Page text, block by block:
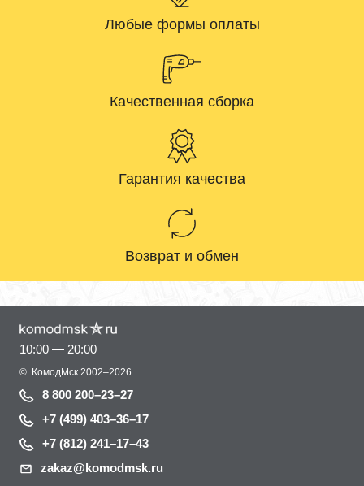
Любые формы оплаты
Качественная сборка
Гарантия качества
Возврат и обмен
10:00 — 20:00
© КомодМск 2002–2026
8 800 200–23–27
+7 (499) 403–36–17
+7 (812) 241–17–43
zakaz@komodmsk.ru